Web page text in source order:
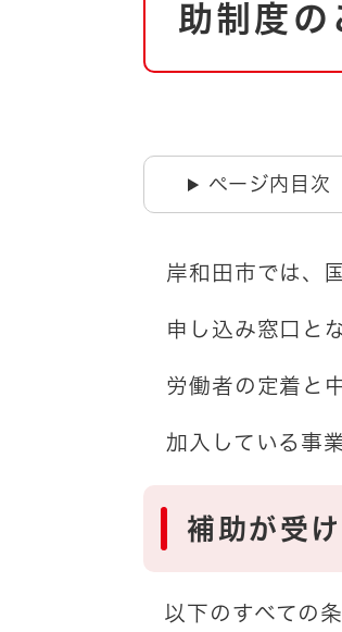
自然・環境・公園
引っ越し
道路・河川・交通
助制度の
ページ内目次
岸和田市では、
申し込み窓口と
労働者の定着と
加入している事業
補助が受
以下のすべての